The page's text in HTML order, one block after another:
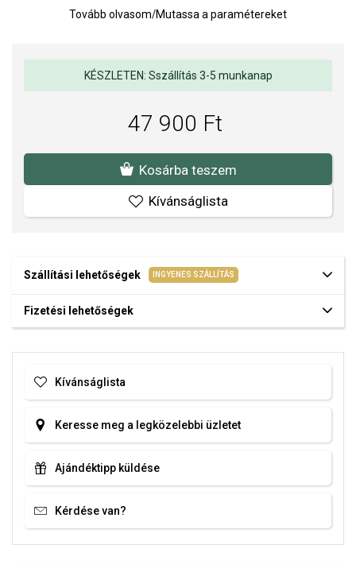
Vízállóság: 3 ATM (véletlen vízzel való érintkezés)
Órameghajtó: akkumulátor
Tovább olvasom/Mutassa a paramétereket
KÉSZLETEN: Sszállítás 3-5 munkanap
47 900 Ft
Kosárba teszem
Kívánságlista
Szállítási lehetőségek INGYENES SZÁLLÍTÁS
Fizetési lehetőségek
Kívánságlista
Keresse meg a legközelebbi üzletet
Ajándéktipp küldése
Kérdése van?